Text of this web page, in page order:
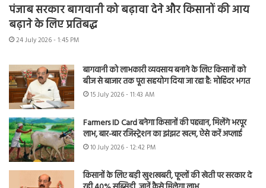
पंजाब सरकार बागवानी को बढ़ावा देने और किसानों की आय
बढ़ाने के लिए प्रतिबद्ध
24 July 2026 - 1:45 PM
बागवानी को लाभकारी व्यवसाय बनाने के लिए किसानों को
बीज से बाजार तक पूरा सहयोग दिया जा रहा है: मोहिंदर भगत
15 July 2026 - 11:43 AM
Farmers ID Card बनेगा किसानों की पहचान, मिलेंगे भरपूर
लाभ, बार-बार रजिस्ट्रेशन का झंझट खत्म, ऐसे करें अप्लाई
10 July 2026 - 12:42 PM
किसानों के लिए बड़ी खुशखबरी, फूलों की खेती पर सरकार दे